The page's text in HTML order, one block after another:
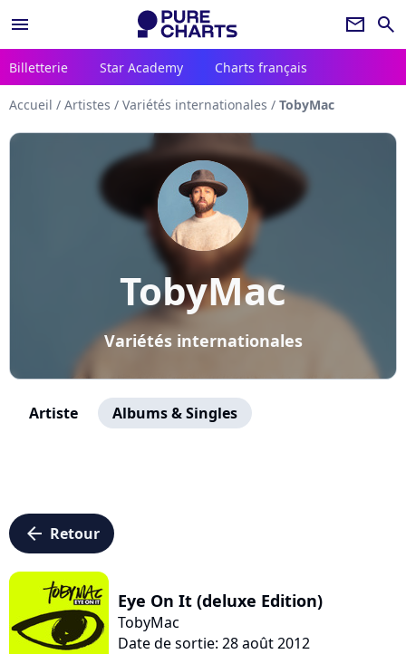
menu newsletter search
Billetterie Star Academy Charts français
Accueil / Artistes / Variétés internationales / TobyMac
TobyMac
Variétés internationales
Artiste Albums & Singles
arrow_left Retour
Eye On It (deluxe Edition)
TobyMac
Date de sortie: 28 août 2012